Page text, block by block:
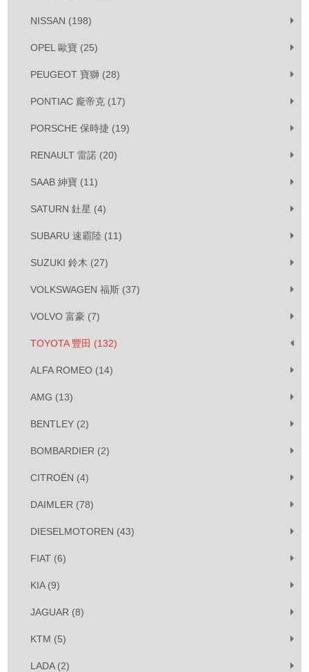
NISSAN (198)
OPEL 歐寶 (25)
PEUGEOT 寶獅 (28)
PONTIAC 龐帝克 (17)
PORSCHE 保時捷 (19)
RENAULT 雷諾 (20)
SAAB 紳寶 (11)
SATURN 釷星 (4)
SUBARU 速霸陸 (11)
SUZUKI 鈴木 (27)
VOLKSWAGEN 福斯 (37)
VOLVO 富豪 (7)
TOYOTA 豐田 (132)
ALFA ROMEO (14)
AMG (13)
BENTLEY (2)
BOMBARDIER (2)
CITROËN (4)
DAIMLER (78)
DIESELMOTOREN (43)
FIAT (6)
KIA (9)
JAGUAR (8)
KTM (5)
LADA (2)